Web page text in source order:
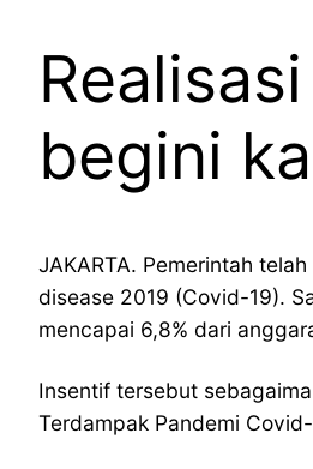
begini
JAKARTA. Pemerintah
disease 2019 (Covid-19).
mencapai 6,8% dari
Insentif tersebut
Terdampak Pandemi